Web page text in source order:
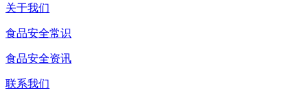
关于我们
食品安全常识
食品安全资讯
联系我们